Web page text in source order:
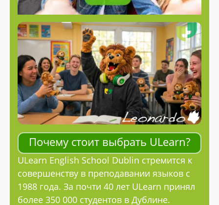
Почему стоит выбрать ULearn?
ULearn English School Dublin стремится к
совершенству в преподавании языков с
1988 года. За почти 40 лет ULearn принял
более 350 000 студентов в Дублине.